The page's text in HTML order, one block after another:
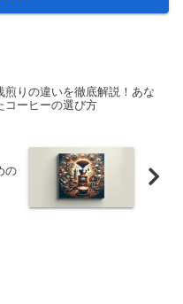
煎りの違いを徹底解説！あな
コーヒーの選び方
の